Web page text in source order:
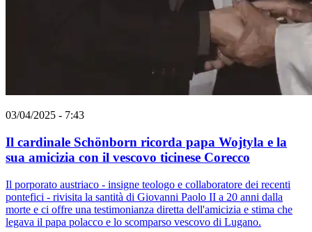
03/04/2025 - 7:43
Il cardinale Schönborn ricorda papa Wojtyla e la
sua amicizia con il vescovo ticinese Corecco
Il porporato austriaco - insigne teologo e collaboratore dei recenti
pontefici - rivisita la santità di Giovanni Paolo II a 20 anni dalla
morte e ci offre una testimonianza diretta dell'amicizia e stima che
legava il papa polacco e lo scomparso vescovo di Lugano.